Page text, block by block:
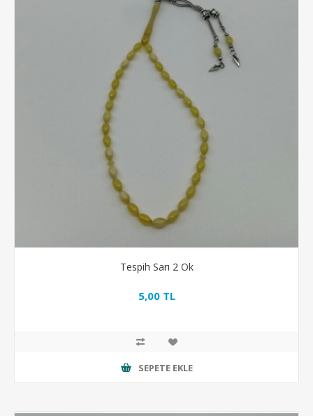
Tespih Sarı 2 Ok
5,00 TL
SEPETE EKLE